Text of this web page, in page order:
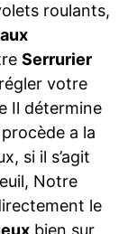
roulants,
Serrurier
votre
Il détermine
a la
si il s’agit
Notre
le
bien sur